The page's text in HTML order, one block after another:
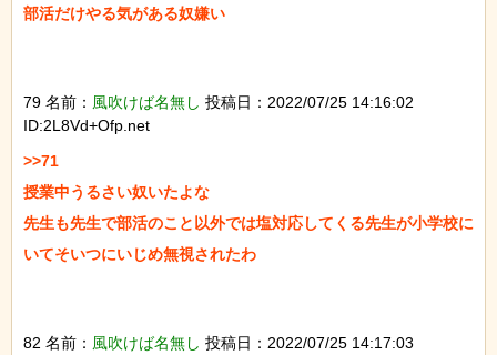
部活だけやる気がある奴嫌い
79 名前： 風吹けば名無し 投稿日：2022/07/25 14:16:02
ID:2L8Vd+Ofp.net
>>71
授業中うるさい奴いたよな
先生も先生で部活のこと以外では塩対応してくる先生が小学校に
いてそいつにいじめ無視されたわ
82 名前： 風吹けば名無し 投稿日：2022/07/25 14:17:03